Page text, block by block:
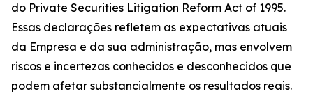
do Private Securities Litigation Reform Act of 1995.
Essas declarações refletem as expectativas atuais
da Empresa e da sua administração, mas envolvem
riscos e incertezas conhecidos e desconhecidos que
podem afetar substancialmente os resultados reais.